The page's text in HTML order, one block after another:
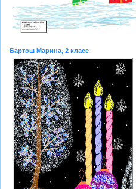
Бартош Марина, 2 класс